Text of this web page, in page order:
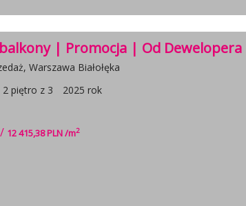
| Promocja | Od Dewelopera
Warszawa Białołęka
2 piętro z 3 2025 rok
/ 12 415,38 PLN /m2